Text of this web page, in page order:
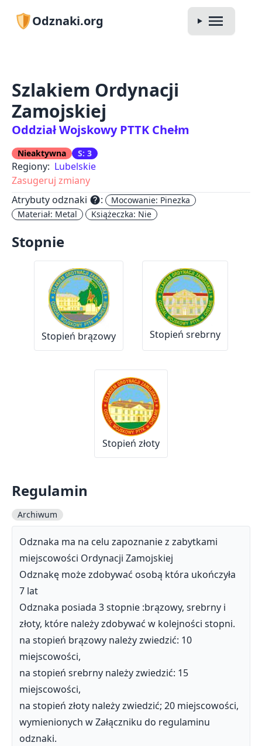
Odznaki.org
Szlakiem Ordynacji
Zamojskiej
Oddział Wojskowy PTTK Chełm
Nieaktywna S: 3
Regiony: Lubelskie
Zasugeruj zmiany
Atrybuty odznaki help:
Mocowanie: Pinezka
Materiał: Metal
Książeczka: Nie
Stopnie
Stopień brązowy Stopień srebrny
Stopień złoty
Regulamin
Archiwum
Odznaka ma na celu zapoznanie z zabytkami
miejscowości Ordynacji Zamojskiej
Odznakę może zdobywać osobą która ukończyła
7 lat
Odznaka posiada 3 stopnie :brązowy, srebrny i
złoty, które należy zdobywać w kolejności stopni.
na stopień brązowy należy zwiedzić: 10
miejscowości,
na stopień srebrny należy zwiedzić: 15
miejscowości,
na stopień złoty należy zwiedzić; 20 miejscowości,
wymienionych w Załączniku do regulaminu
odznaki.